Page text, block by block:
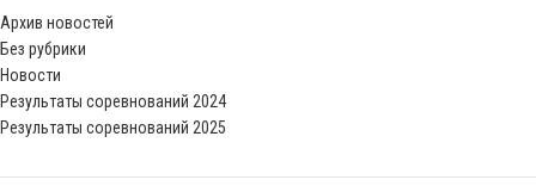
Архив новостей
Без рубрики
Новости
Результаты соревнований 2024
Результаты соревнований 2025